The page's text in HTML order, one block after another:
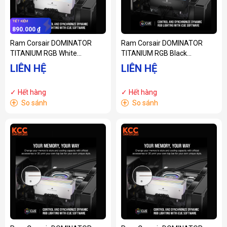
TIẾT KIỆM
890.000 ₫
Ram Corsair DOMINATOR
TITANIUM RGB White
Heatspreader C30 32GB
(2x16GB) 6000 MHz DDR5
LIÊN HỆ
✓ Hết hàng
+ So sánh
Ram Corsair DOMINATOR
TITANIUM RGB Black
Heatspreader C32 32GB
(2x16GB) 6400 MHz DDR5
LIÊN HỆ
✓ Hết hàng
+ So sánh